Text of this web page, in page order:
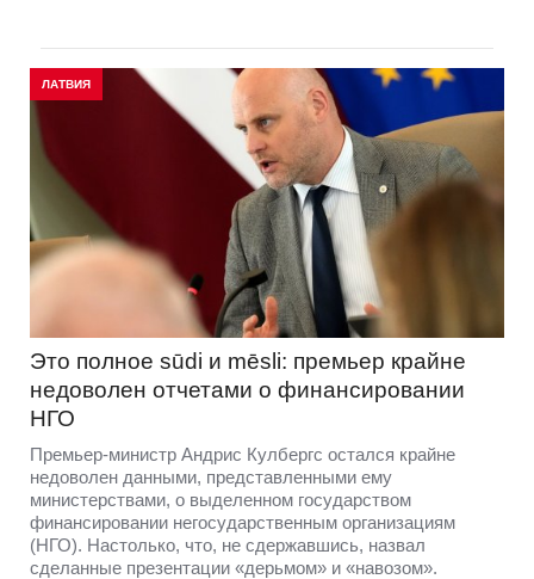
ЛАТВИЯ
Это полное sūdi и mēsli: премьер крайне
недоволен отчетами о финансировании
НГО
Премьер-министр Андрис Кулбергс остался крайне
недоволен данными, представленными ему
министерствами, о выделенном государством
финансировании негосударственным организациям
(НГО). Настолько, что, не сдержавшись, назвал
сделанные презентации «дерьмом» и «навозом».